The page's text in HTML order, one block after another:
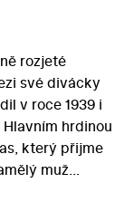
rozjeté
své divácky
v roce 1939 i
hrdinou
který přijme
muž